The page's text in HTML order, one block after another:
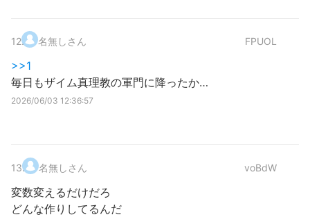
12. 名無しさん FPUOL
>>1
毎日もザイム真理教の軍門に降ったか…
2026/06/03 12:36:57
13. 名無しさん voBdW
変数変えるだけだろ
どんな作りしてるんだ